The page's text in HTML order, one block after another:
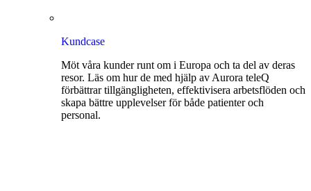
Kundcase
Möt våra kunder runt om i Europa och ta del av deras
resor. Läs om hur de med hjälp av Aurora teleQ
förbättrar tillgängligheten, effektivisera arbetsflöden och
skapa bättre upplevelser för både patienter och
personal.